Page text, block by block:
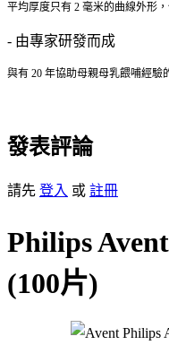
平均厚度只有 2 毫米的曲線外形
- 由專家研發而成
與有 20 年協助母親母乳餵哺經驗
發表評論
請先 登入 或 註冊
Philips
(100片)